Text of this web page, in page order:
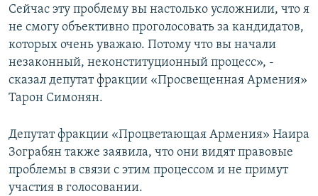
Сейчас эту проблему вы настолько усложнили, что я
не смогу объективно проголосовать за кандидатов,
которых очень уважаю. Потому что вы начали
незаконный, неконституционный процесс», -
сказал депутат фракции «Просвещенная Армения»
Тарон Симонян.
Депутат фракции «Процветающая Армения» Наира
Зограбян также заявила, что они видят правовые
проблемы в связи с этим процессом и не примут
участия в голосовании.